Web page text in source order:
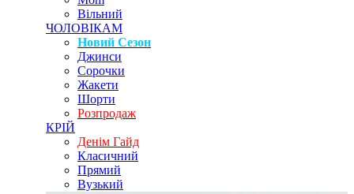
Вільний
ЧОЛОВІКАМ
Новий Сезон
Джинси
Сорочки
Жакети
Шорти
Розпродаж
КРІЙ
Денім Гайд
Класичний
Прямий
Вузький